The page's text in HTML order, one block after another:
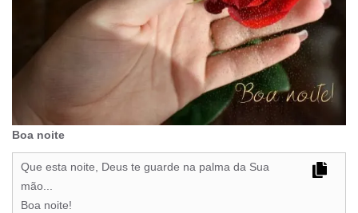
Boa noite
Que esta noite, Deus te guarde na palma da Sua
mão...
Boa noite!